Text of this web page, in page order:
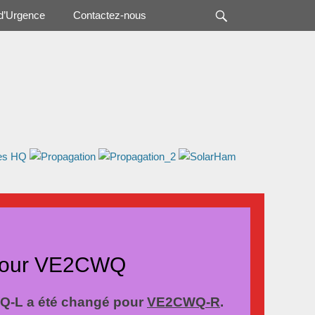
Contactez-nous
VE2CWQ
L a été changé pour VE2CWQ-R.